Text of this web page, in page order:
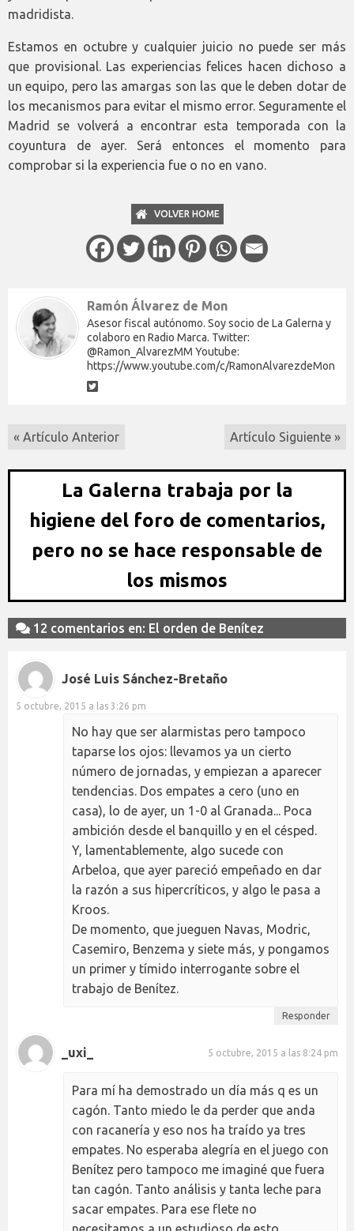
madridista.
Estamos en octubre y cualquier juicio no puede ser más
que provisional. Las experiencias felices hacen dichoso a
un equipo, pero las amargas son las que le deben dotar de
los mecanismos para evitar el mismo error. Seguramente el
Madrid se volverá a encontrar esta temporada con la
coyuntura de ayer. Será entonces el momento para
comprobar si la experiencia fue o no en vano.
VOLVER HOME
Ramón Álvarez de Mon
Asesor fiscal autónomo. Soy socio de La Galerna y
colaboro en Radio Marca. Twitter:
@Ramon_AlvarezMM Youtube:
https://www.youtube.com/c/RamonAlvarezdeMon
« Artículo Anterior Artículo Siguiente »
La Galerna trabaja por la
higiene del foro de comentarios,
pero no se hace responsable de
los mismos
12 comentarios en: El orden de Benítez
José Luis Sánchez-Bretaño
5 octubre, 2015 a las 3:26 pm
No hay que ser alarmistas pero tampoco
taparse los ojos: llevamos ya un cierto
número de jornadas, y empiezan a aparecer
tendencias. Dos empates a cero (uno en
casa), lo de ayer, un 1-0 al Granada... Poca
ambición desde el banquillo y en el césped.
Y, lamentablemente, algo sucede con
Arbeloa, que ayer pareció empeñado en dar
la razón a sus hipercríticos, y algo le pasa a
Kroos.
De momento, que jueguen Navas, Modric,
Casemiro, Benzema y siete más, y pongamos
un primer y tímido interrogante sobre el
trabajo de Benítez.
Responder
_uxi_ 5 octubre, 2015 a las 8:24 pm
Para mí ha demostrado un día más q es un
cagón. Tanto miedo le da perder que anda
con racanería y eso nos ha traído ya tres
empates. No esperaba alegría en el juego con
Benítez pero tampoco me imaginé que fuera
tan cagón. Tanto análisis y tanta leche para
sacar empates. Para ese flete no